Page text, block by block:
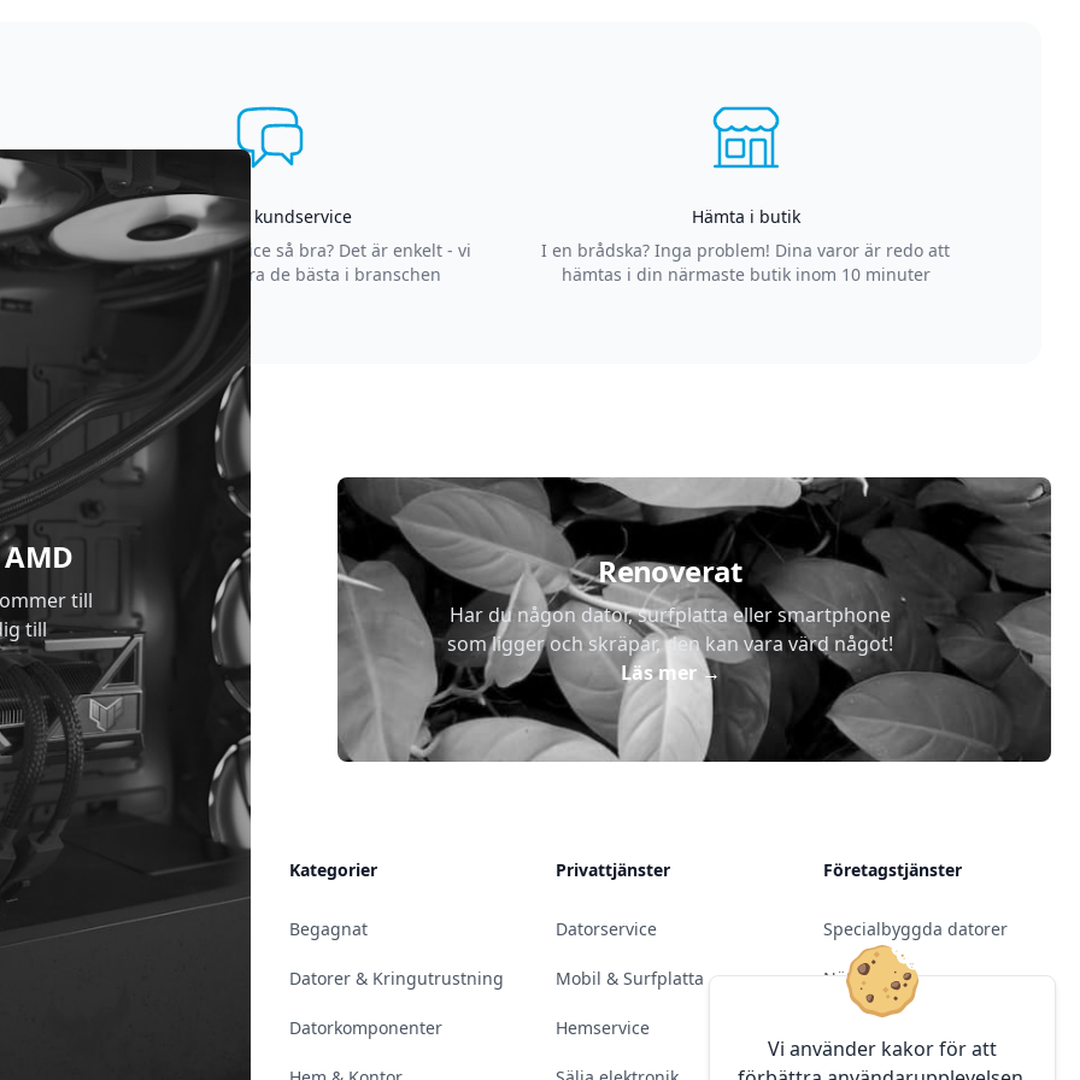
Asgrym kundservice
Varför är vår kundservice så bra? Det är enkelt - vi
strävar efter att vara de bästa i branschen
Hämta i butik
I en brådska? Inga problem! Dina varor är redo att
hämtas i din närmaste butik inom 10 minuter
Vi använder kakor för att
till
till
Renoverat
Har du någon dator, surfplatta eller smartphone
som ligger och skräpar, den kan vara värd något!
Läs mer→
Kontakt & Öppettider
Kategorier
Begagnat
Datorer & Kringutrustning
Datorkomponenter
Privattjänster
Datorservice
Mobil & Surfplatta
Hemservice
Företagstjänster
Specialbyggda datorer
Nätverk
Programvara